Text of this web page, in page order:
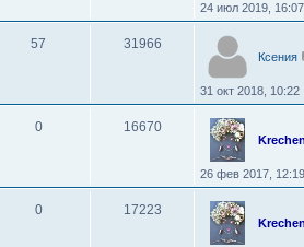
24 июл 2019, 16:07
57 31966
Ксения
31 окт 2018, 10:22
0 16670
26 фев 2017, 12:19
0 17223